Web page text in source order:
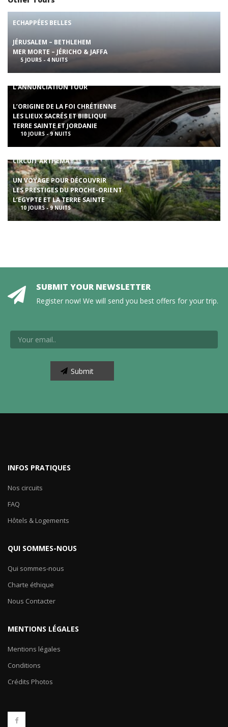
ECHAPPÉES BELLES
JÉRUSALEM – BETHLEHEM
MER MORTE – JÉRICHO & JAFFA
5 JOURS - 4 NUITS
L’ANNUNCIATION TOUR
L’ORIGINE DE LA FOI CHRÉTIENNE
LES LIEUX SACRÉS ET BIBLIQUE
TERRE SAINTE ET JORDANIE
10 JOURS - 9 NUITS
CIRCUIT ARTHEMA
UN VOYAGE POUR DÉCOUVRIR
LES PRESTIGES DU PROCHE-ORIENT
L’EGYPTE ET LA TERRE SAINTE
10 JOURS - 9 NUITS
SUBMIT YOUR NEWSLETTER
Register now! We will send you best offers for your trip.
INFOS PRATIQUES
Nos circuits
FAQ
Hôtels & Logements
QUI SOMMES-NOUS
Qui sommes-nous
Charte éthique
Nous Contacter
MENTIONS LÉGALES
Mentions légales
Conditions
Crédits Photos